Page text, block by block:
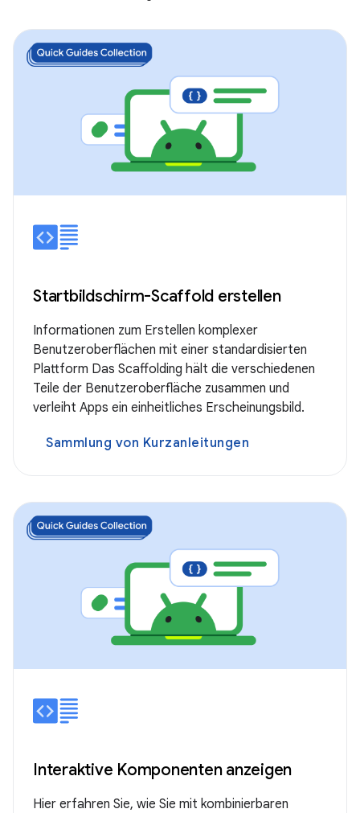
Startbildschirm-Scaffold erstellen
Informationen zum Erstellen komplexer
Benutzeroberflächen mit einer standardisierten
Plattform Das Scaffolding hält die verschiedenen
Teile der Benutzeroberfläche zusammen und
verleiht Apps ein einheitliches Erscheinungsbild.
Sammlung von Kurzanleitungen
Interaktive Komponenten anzeigen
Hier erfahren Sie, wie Sie mit kombinierbaren